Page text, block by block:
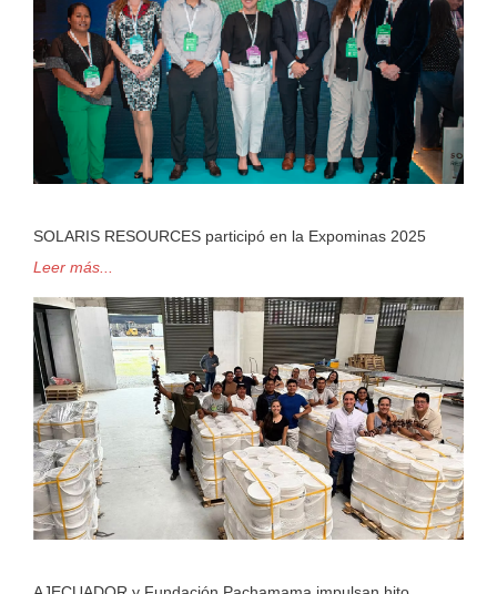
SOLARIS RESOURCES participó en la Expominas 2025
Leer más...